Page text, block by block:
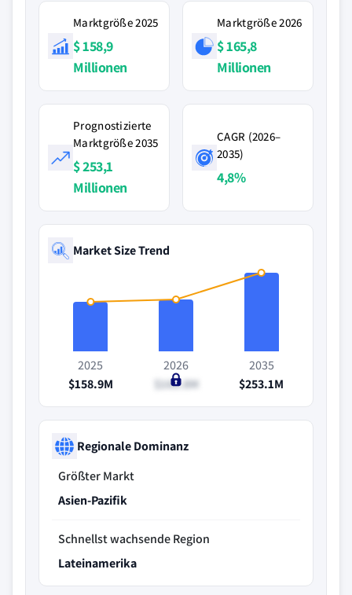
Marktgröße 2025
$ 158,9
Millionen
Marktgröße 2026
$ 165,8
Millionen
Prognostizierte
Marktgröße 2035
$ 253,1
Millionen
CAGR (2026–
2035)
4,8%
Market Size Trend
2025
$158.9M
2026
$165.8M
2035
$253.1M
Regionale Dominanz
Größter Markt
Asien-Pazifik
Schnellst wachsende Region
Lateinamerika